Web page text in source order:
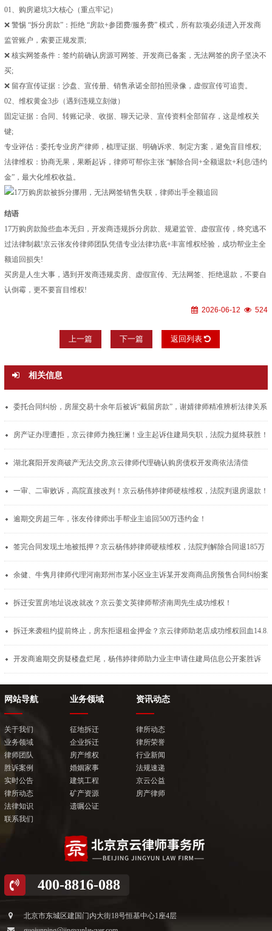
01、购房避坑3大核心（重点牢记）
❌ 警惕 “拆分房款”：拒绝 “房款+参团费/服务费” 模式，所有款项必须进入开发商
监管账户，索要正规发票;
❌ 核实网签条件：签约前确认房源可网签、开发商已备案，无法网签的房子坚决不
买;
❌ 留存宣传证据：沙盘、宣传册、销售承诺全部拍照录像，虚假宣传可追责。
02、维权黄金3步（遇到违规立刻做）
固定证据：合同、转账记录、收据、聊天记录、宣传资料全部留存，这是维权关
键;
专业评估：委托专业房产律师，梳理证据、明确诉求、制定方案，避免盲目维权;
法律维权：协商无果，果断起诉，律师可帮你主张 “解除合同+全额退款+利息/违约
金”，最大化维权收益。
结语
17万购房款险些血本无归，开发商违规拆分房款、规避监管、虚假宣传，终究逃不
过法律制裁!京云张友伶律师团队凭借专业法律功底+丰富维权经验，成功帮业主全
额追回损失!
买房是人生大事，遇到开发商违规卖房、虚假宣传、无法网签、拒绝退款，不要自
认倒霉，更不要盲目维权!
2026-06-12 524
上一篇 下一篇 返回列表
相关信息
房产证办理遭拒，京云律师力挽狂澜！业主起诉住建局失职，法院力挺终获胜！
湖北襄阳开发商破产无法交房,京云律师代理确认购房债权开发商依法清偿
一审、二审败诉，高院直接改判！京云杨伟婷律师硬核维权，法院判退房退款！
逾期交房超三年，张友伶律师出手帮业主追回500万违约金！
签完合同发现土地被抵押？京云杨伟婷律师硬核维权，法院判解除合同退185万！
余健、牛隽月律师代理河南郑州市某小区业主诉某开发商商品房预售合同纠纷案
拆迁安置房地址说改就改？京云姜文英律师帮济南周先生成功维权！
拆迁来袭租约提前终止，房东拒退租金押金
开发商逾期交房疑楼盘烂尾，杨伟婷律师助力业主申请住建局信息公开案胜诉
网站导航
关于我们
业务领域
律师团队
胜诉案例
实时公告
律所动态
法律知识
联系我们
业务领域
征地拆迁
企业拆迁
房产维权
婚姻家事
建筑工程
矿产资源
遗嘱公证
资讯动态
律所动态
律所荣誉
行业新闻
法规速递
京云公益
房产律师
400-8816-088
北京市东城区建国门内大街18号恒基中心1座4层